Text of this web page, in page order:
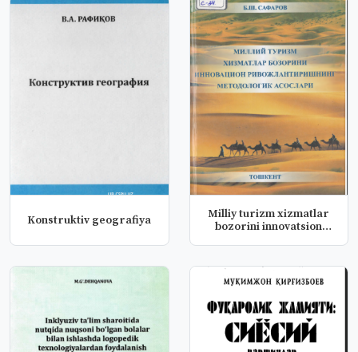
Konstruktiv geografiya
Milliy turizm xizmatlar
bozorini innovatsion